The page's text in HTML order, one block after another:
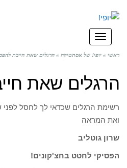
תפריט
ראשי » יופי! של אסתטיקה » הרגלים שאת חייבת
הרגלים שאת
רשימת הרגלים שכדאי לך לחסל
ואת המראה
שרון גוטליב
הפסיקי לחטט בחצ'קונים!